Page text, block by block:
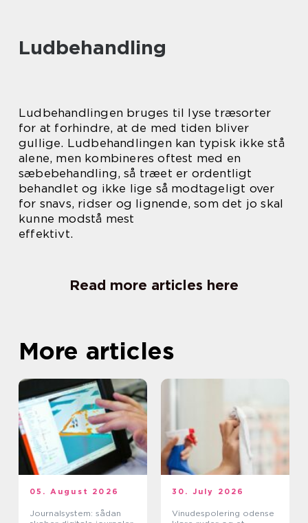
Ludbehandling
Ludbehandlingen bruges til lyse træsorter
for at forhindre, at de med tiden bliver
gullige. Ludbehandlingen kan typisk ikke stå
alene, men kombineres oftest med en
sæbebehandling, så træet er ordentligt
behandlet og ikke lige så modtageligt over
for snavs, ridser og lignende, som det jo skal
kunne modstå mest
effektivt.
Read more articles here
More articles
05. August 2026
Journalsystem: sådan
30. July 2026
Vinudespolering odense